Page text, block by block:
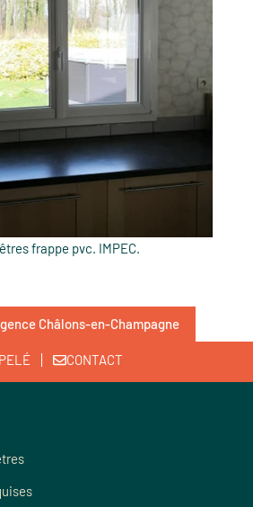
frappe pvc. IMPEC.
Châlons-en-Champagne
CONTACT